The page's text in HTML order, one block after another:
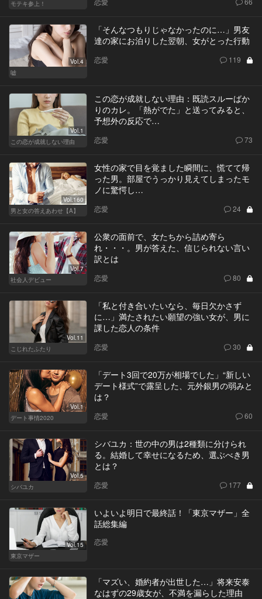
モテキ参上！
Vol.4
嘘
「そんなつもりじゃなかったのに…」男友
達の家にお泊りした翌朝、女がとった行動
恋愛 119
Vol.1
この恋が成就しない理由
この恋が成就しない理由：既読スルーばか
りのカレ。「熱がでた」と送ってみると、
予想外の反応で…
恋愛 73
Vol.160
男と女の答えあわせ【A】
女性の家で目を覚ました瞬間に、慌てて帰
った男。部屋でうっかり見えてしまったモ
ノに驚愕し…
恋愛 24
Vol.7
社会人デビュー
公衆の面前で、女たちから詰め寄ら
れ・・・。男が答えた、信じられない言い
訳とは
恋愛 80
Vol.11
こじれたふたり
「私と付き合いたいなら、毎日欠かさず
に…」満たされたい願望の強い女が、男に
課した恋人の条件
恋愛 30
Vol.1
デート事情2020
「デート3回で20万が相場でした」“新しい
デート様式”で露呈した、元外銀男の弱みと
は？
恋愛 60
Vol.5
シバユカ
シバユカ：世の中の男は2種類に分けられ
る。結婚して幸せになるため、選ぶべき男
とは？
恋愛 177
Vol.15
東京マザー
いよいよ明日で最終話！「東京マザー」全
話総集編
恋愛
「マズい、婚約者が出世した…」将来安泰
なはずの29歳女が、不満を漏らした理由